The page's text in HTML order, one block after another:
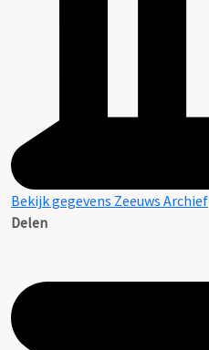
Bekijk gegevens Zeeuws Archief
Delen